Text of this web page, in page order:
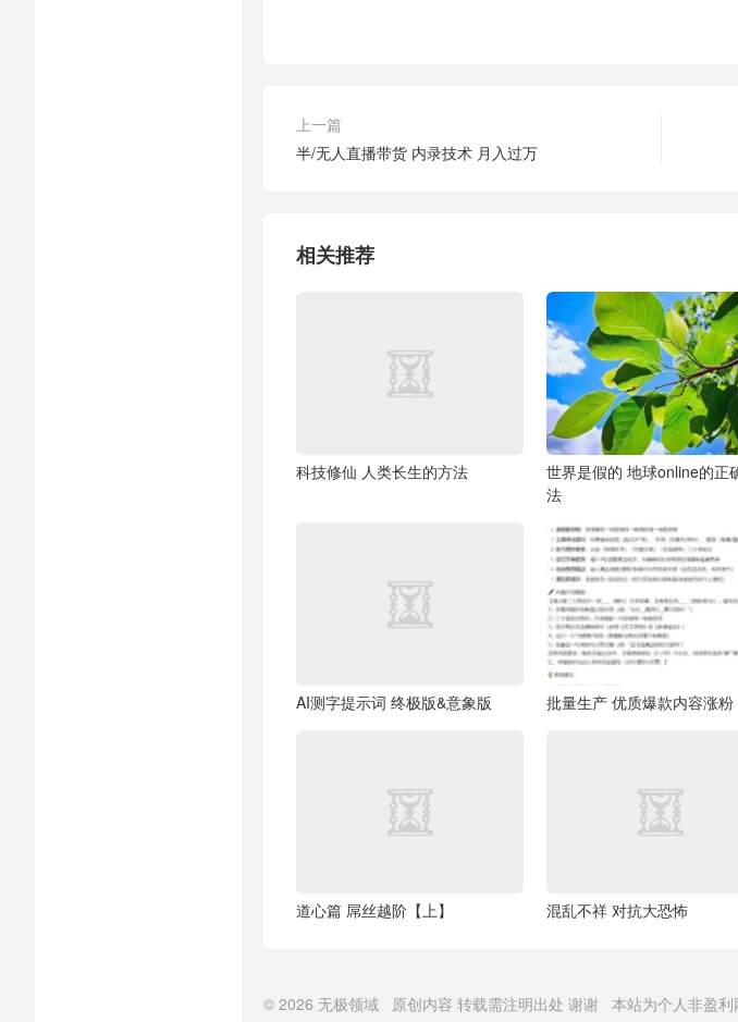
上一篇
半/无人直播带货 内录技术 月入过万
相关推荐
科技修仙 人类长生的方法
世界是假的 地球online的正
法
AI测字提示词 终极版&意象版 批量生产 优质爆款内容涨粉
道心篇 屌丝越阶【上】 混乱不祥 对抗大恐怖
© 2026 无极领域 原创内容 转载需注明出处 谢谢 本站为个人非盈利